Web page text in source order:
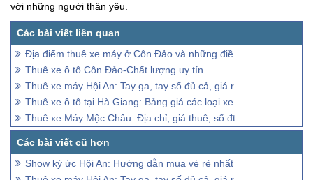
với những người thân yêu.
Địa điểm thuê xe máy ở Côn Đảo và những điều cần lưu ý
Thuê xe ô tô Côn Đảo-Chất lượng uy tín
Thuê xe máy Hội An: Tay ga, tay số đủ cả, giá rẻ lấy ngay
Thuê xe ô tô tại Hà Giang: Bảng giá các loại xe 7, 16, 29 chỗ
Thuê xe Máy Mộc Châu: Địa chỉ, giá thuê, số đt liên hệ
Show ký ức Hội An: Hướng dẫn mua vé rẻ nhất